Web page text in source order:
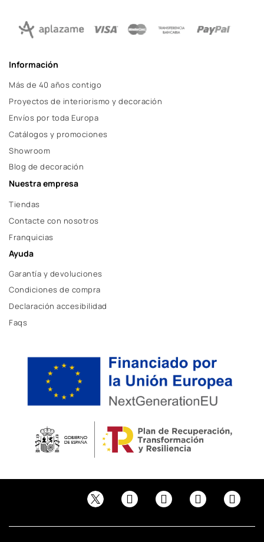
Información
Más de 40 años contigo
Proyectos de interiorismo y decoración
Envíos por toda Europa
Catálogos y promociones
Showroom
Blog de decoración
Nuestra empresa
Tiendas
Contacte con nosotros
Franquicias
Ayuda
Garantía y devoluciones
Condiciones de compra
Declaración accesibilidad
Faqs